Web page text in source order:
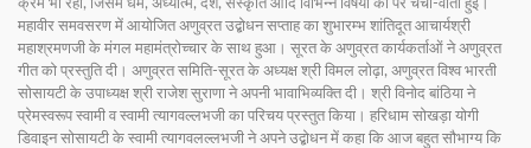
क्रम भी रहा, जिसमें धर्म, अध्यात्म, देश, संस्कृति आदि विभिन्न विषयों का पर चर्चा-वार्ता हुई।
महावीर समवसरण में आयोजित अणुव्रत उद्बोधन सप्ताह का शुभारम्भ शांतिदूत आचार्यश्री
महाश्रमणजी के मंगल महामंत्रोच्चार के साथ हुआ। सूरत के अणुव्रत कार्यकर्ताओं ने अणुव्रत
गीत को प्रस्तुति दी। अणुव्रत समिति-सूरत के अध्यक्ष श्री विमल लोढ़ा, अणुव्रत विश्व भारती
सोसायटी के उपाध्यक्ष श्री राजेश सुराणा ने अपनी भावाभिव्यक्ति दी। श्री विनोद बांठिया ने
प्रेमस्वरूप स्वामी व स्वामी त्यागवल्लभजी का परिचय प्रस्तुत किया। हरिधाम सोखड़ा योगी
डिवाइन सोसायटी के स्वामी त्यागवलल्लभजी ने अपने उद्बोधन में कहा कि आज बहुत सौभाग्य कि